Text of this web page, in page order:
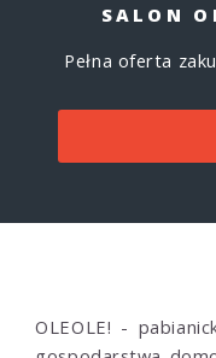
SALON
Pełna oferta
OLEOLE! -